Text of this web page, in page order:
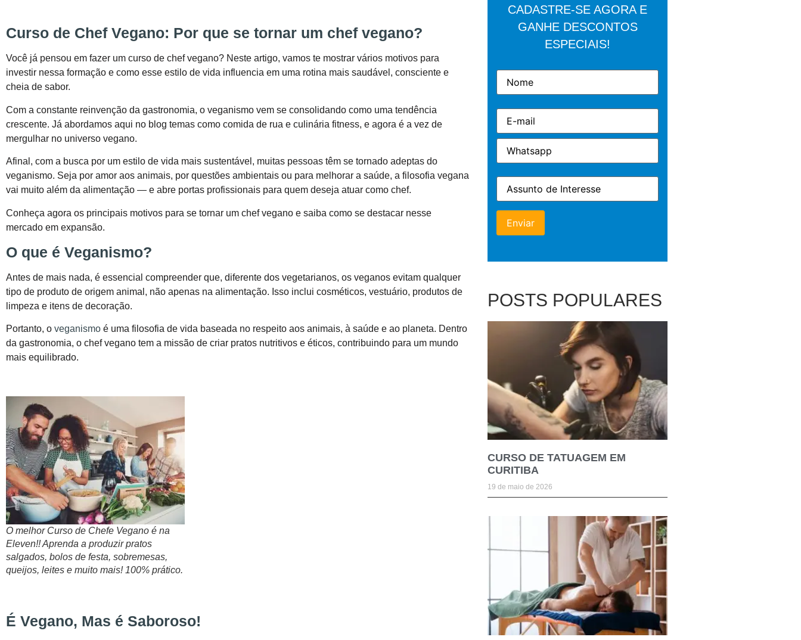
Curso de Chef Vegano: Por que se tornar um chef vegano?
Você já pensou em fazer um curso de chef vegano? Neste artigo, vamos te mostrar vários motivos para
investir nessa formação e como esse estilo de vida influencia em uma rotina mais saudável, consciente e
cheia de sabor.
Com a constante reinvenção da gastronomia, o veganismo vem se consolidando como uma tendência
crescente. Já abordamos aqui no blog temas como comida de rua e culinária fitness, e agora é a vez de
mergulhar no universo vegano.
Afinal, com a busca por um estilo de vida mais sustentável, muitas pessoas têm se tornado adeptas do
veganismo. Seja por amor aos animais, por questões ambientais ou para melhorar a saúde, a filosofia vegana
vai muito além da alimentação — e abre portas profissionais para quem deseja atuar como chef.
Conheça agora os principais motivos para se tornar um chef vegano e saiba como se destacar nesse
mercado em expansão.
O que é Veganismo?
Antes de mais nada, é essencial compreender que, diferente dos vegetarianos, os veganos evitam qualquer
tipo de produto de origem animal, não apenas na alimentação. Isso inclui cosméticos, vestuário, produtos de
limpeza e itens de decoração.
Portanto, o veganismo é uma filosofia de vida baseada no respeito aos animais, à saúde e ao planeta. Dentro
da gastronomia, o chef vegano tem a missão de criar pratos nutritivos e éticos, contribuindo para um mundo
mais equilibrado.
O melhor Curso de Chefe Vegano é na
Eleven!! Aprenda a produzir pratos
salgados, bolos de festa, sobremesas,
queijos, leites e muito mais! 100% prático.
É Vegano, Mas é Saboroso!
CADASTRE-SE AGORA E
GANHE DESCONTOS
ESPECIAIS!
POSTS POPULARES
CURSO DE TATUAGEM EM
CURITIBA
19 de maio de 2026